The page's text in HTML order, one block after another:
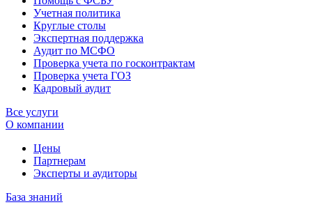
Учетная политика
Круглые столы
Экспертная поддержка
Аудит по МСФО
Проверка учета по госконтрактам
Проверка учета ГОЗ
Кадровый аудит
Все услуги
О компании
Цены
Партнерам
Эксперты и аудиторы
База знаний